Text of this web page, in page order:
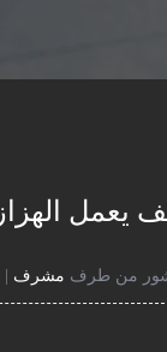
يعمل الهزاز
من طرف مشرف